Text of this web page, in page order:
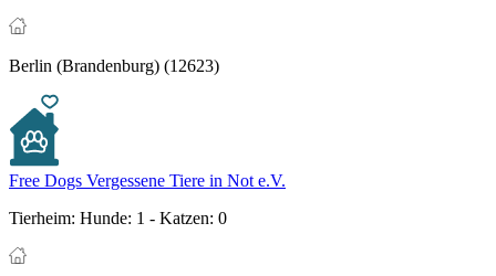
Berlin (Brandenburg) (12623)
Free Dogs Vergessene Tiere in Not e.V.
Tierheim: Hunde: 1 - Katzen: 0